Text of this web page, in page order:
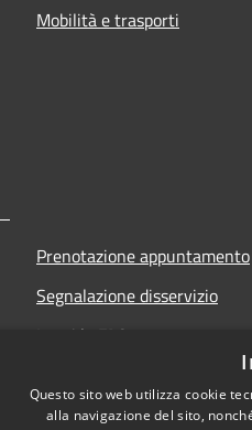
Mobilità e trasporti
Prenotazione appuntamento
Segnalazione disservizio
Leggi le FAQ
Questo sito web utilizza cookie
alla navigazione del sito,